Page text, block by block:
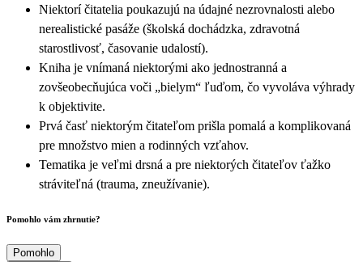
Niektorí čitatelia poukazujú na údajné nezrovnalosti alebo
nerealistické pasáže (školská dochádzka, zdravotná
starostlivosť, časovanie udalostí).
Kniha je vnímaná niektorými ako jednostranná a
zovšeobecňujúca voči „bielym“ ľuďom, čo vyvoláva výhrady
k objektivite.
Prvá časť niektorým čitateľom prišla pomalá a komplikovaná
pre množstvo mien a rodinných vzťahov.
Tematika je veľmi drsná a pre niektorých čitateľov ťažko
stráviteľná (trauma, zneužívanie).
Pomohlo vám zhrnutie?
Pomohlo